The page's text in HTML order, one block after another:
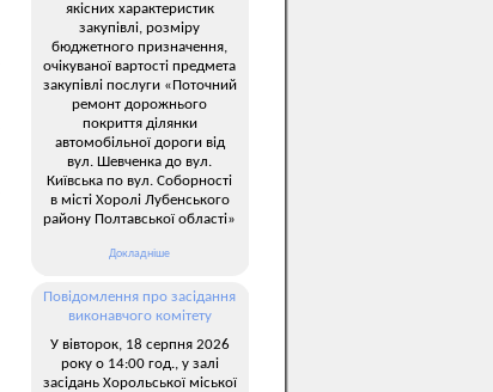
якісних характеристик
закупівлі, розміру
бюджетного призначення,
очікуваної вартості предмета
закупівлі послуги «Поточний
ремонт дорожнього
покриття ділянки
автомобільної дороги від
вул. Шевченка до вул.
Київська по вул. Соборності
в місті Хоролі Лубенського
району Полтавської області»
Докладніше
Повідомлення про засідання
виконавчого комітету
У вівторок, 18 серпня 2026
року о 14:00 год., у залі
засідань Хорольської міської